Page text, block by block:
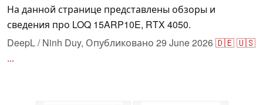
На данной странице представлены обзоры и
сведения про LOQ 15ARP10E, RTX 4050.
DeepL / Ninh Duy, Опубликовано 29 June 2026🇩🇪🇺🇸
...